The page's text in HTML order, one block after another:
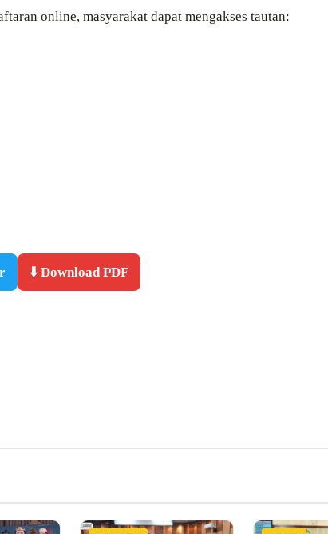
online, masyarakat dapat mengakses tautan:
⬇️ Download PDF